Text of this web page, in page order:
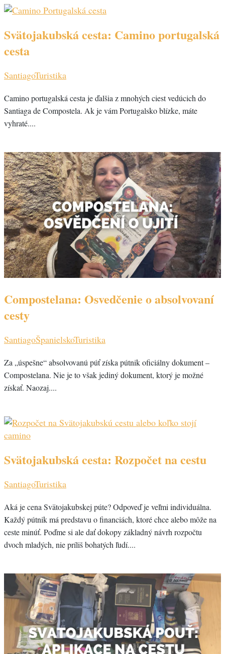
Svätojakubská cesta: Camino portugalská
cesta
SantiagoTuristika
Camino portugalská cesta je ďalšia z mnohých ciest vedúcich do
Santiaga de Compostela. Ak je vám Portugalsko blízke, máte
vyhraté....
Compostelana: Osvedčenie o absolvovaní
cesty
SantiagoŠpanielskoTuristika
Za „úspešne“ absolvovanú púť získa pútnik oficiálny dokument –
Compostelana. Nie je to však jediný dokument, ktorý je možné
získať. Naozaj....
Svätojakubská cesta: Rozpočet na cestu
SantiagoTuristika
Aká je cena Svätojakubskej púte? Odpoveď je veľmi individuálna.
Každý pútnik má predstavu o financiách, ktoré chce alebo môže na
ceste minúť. Poďme si ale dať dokopy základný návrh rozpočtu
dvoch mladých, nie príliš bohatých ľudí....